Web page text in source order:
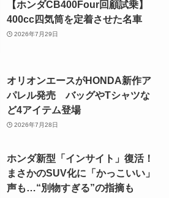
【ホンダCB400Four回顧試乗】
400cc四気筒を定着させた名車
2026年7月29日
オリオンエースがHONDA新作ア
パレル発売 バッグやTシャツな
ど4アイテム登場
2026年7月28日
ホンダ新型「インサイト」復活！
まさかのSUV化に「かっこいい」
声も…“別物すぎる”の指摘も